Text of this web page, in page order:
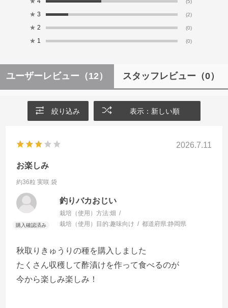
(5)
★ 3 (2)
★ 2 (0)
★ 1 (0)
ユーザーレビュー （12） スタッフレビュー （0）
絞り込み 表示：新しい順
2026.7.11
お楽しみ
約36粒 実咲 袋
釣りバカおじい
栽培（使用）方法:畑
栽培（使用）目的:趣味向け 都道府県:静岡県
秋取りきゅうりの種を購入しました
たくさん収穫して酢漬けを作って食べるのが
今から楽しみ楽しみ！